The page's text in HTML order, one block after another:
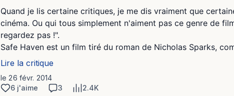
Quand je lis certaine critiques, je me dis vraiment que
cinéma. Ou qui tous simplement n'aiment pas ce genre de
regardez pas !".
Safe Haven est un film tiré du roman de Nicholas Sparks,
Lire la critique
le 26 févr. 2014
6 j'aime
3 2.4K